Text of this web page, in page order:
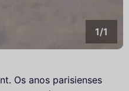
1/1
Os anos parisienses